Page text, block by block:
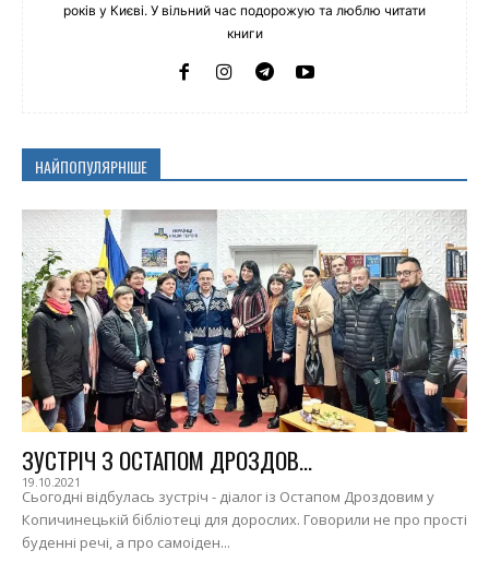
років у Києві. У вільний час подорожую та люблю читати
книги
НАЙПОПУЛЯРНІШЕ
ЗУСТРІЧ З ОСТАПОМ ДРОЗДОВ...
19.10.2021
Сьогодні відбулась зустріч - діалог із Остапом Дроздовим у
Копичинецькій бібліотеці для дорослих. Говорили не про прості
буденні речі, а про самоіден...